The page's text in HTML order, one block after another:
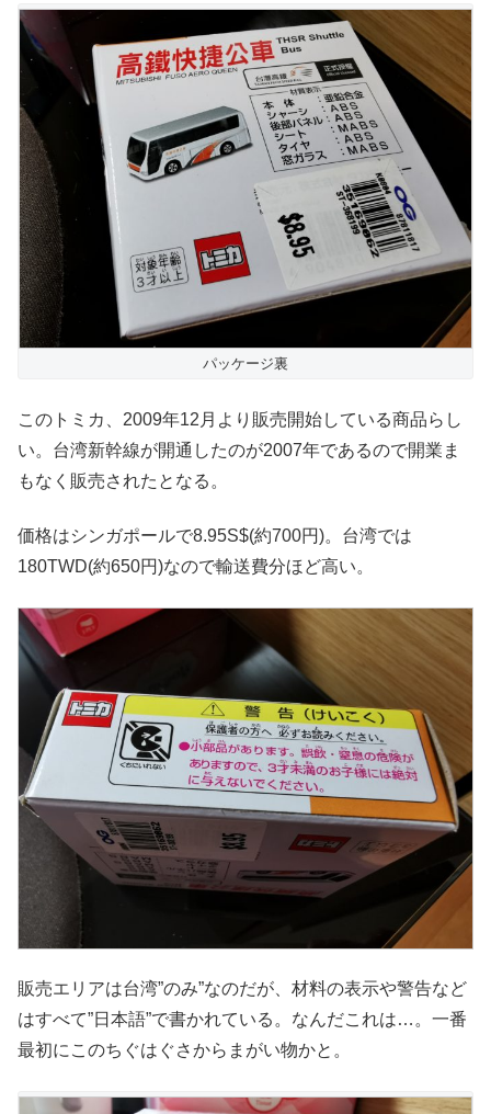
パッケージ裏
このトミカ、2009年12月より販売開始している商品らし
い。台湾新幹線が開通したのが2007年であるので開業ま
もなく販売されたとなる。
価格はシンガポールで8.95S$(約700円)。台湾では
180TWD(約650円)なので輸送費分ほど高い。
販売エリアは台湾”のみ”なのだが、材料の表示や警告など
はすべて”日本語”で書かれている。なんだこれは…。一番
最初にこのちぐはぐさからまがい物かと。